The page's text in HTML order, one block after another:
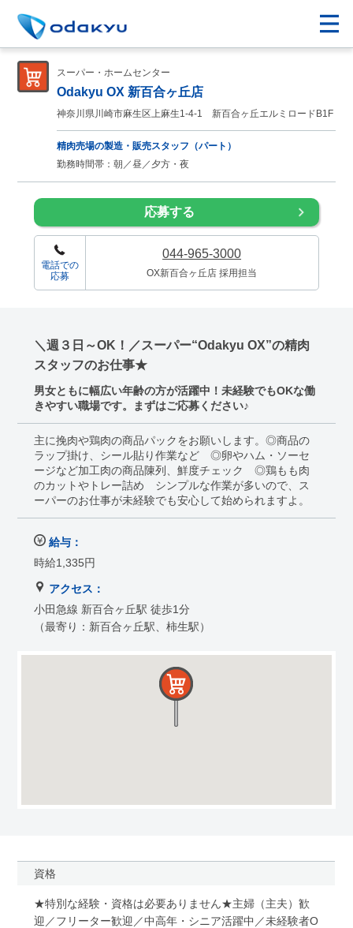
スーパー・ホームセンター
Odakyu OX 新百合ヶ丘店
神奈川県川崎市麻生区上麻生1-4-1 新百合ヶ丘エルミロードB1F
精肉売場の製造・販売スタッフ（パート）
勤務時間帯：朝／昼／夕方・夜
応募する
電話での
応募
044-965-3000
OX新百合ヶ丘店 採用担当
＼週３日～OK！／スーパー“Odakyu OX”の精肉
スタッフのお仕事★
男女ともに幅広い年齢の方が活躍中！未経験でもOKな働
きやすい職場です。まずはご応募ください♪
主に挽肉や鶏肉の商品パックをお願いします。◎商品の
ラップ掛け、シール貼り作業など ◎卵やハム・ソーセ
ージなど加工肉の商品陳列、鮮度チェック ◎鶏もも肉
のカットやトレー詰め シンプルな作業が多いので、ス
ーパーのお仕事が未経験でも安心して始められますよ。
給与：
時給1,335円
アクセス：
小田急線 新百合ヶ丘駅 徒歩1分
（最寄り：新百合ヶ丘駅、柿生駅）
資格
★特別な経験・資格は必要ありません★主婦（主夫）歓
迎／フリーター歓迎／中高年・シニア活躍中／未経験者O